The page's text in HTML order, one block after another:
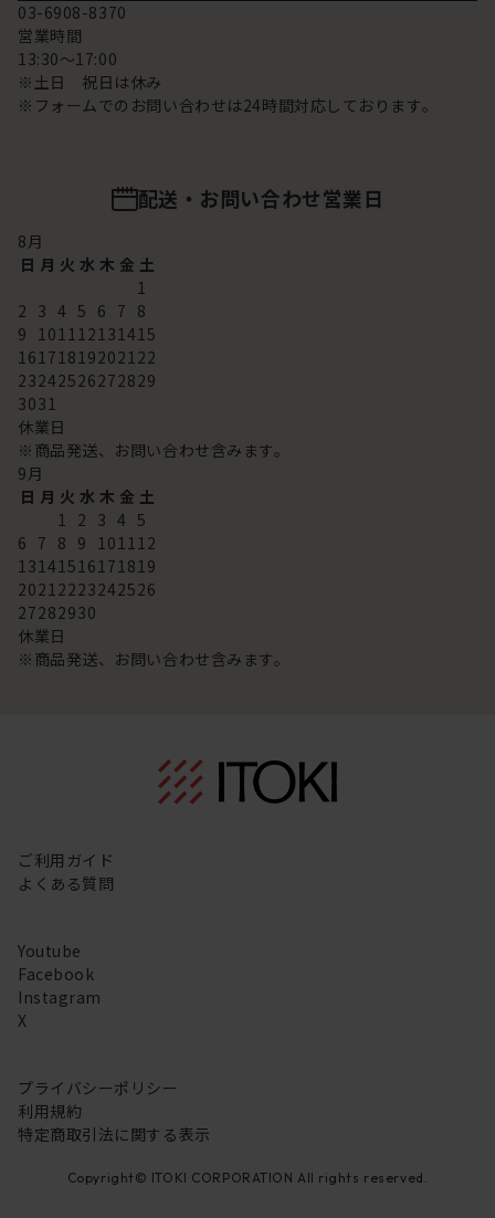
03-6908-8370
営業時間
13:30～17:00
※土日 祝日は休み
※フォームでのお問い合わせは24時間対応しております。
配送・お問い合わせ営業日
8月
日 月 火 水 木 金 土
1
2 3 4 5 6 7 8
9 101112131415
16171819202122
23242526272829
3031
休業日
※商品発送、お問い合わせ含みます。
9月
日 月 火 水 木 金 土
1 2 3 4 5
6 7 8 9 101112
13141516171819
20212223242526
27282930
休業日
※商品発送、お問い合わせ含みます。
ご利用ガイド
よくある質問
Youtube
Facebook
Instagram
X
プライバシーポリシー
利用規約
特定商取引法に関する表示
Copyright© ITOKI CORPORATION All rights reserved.